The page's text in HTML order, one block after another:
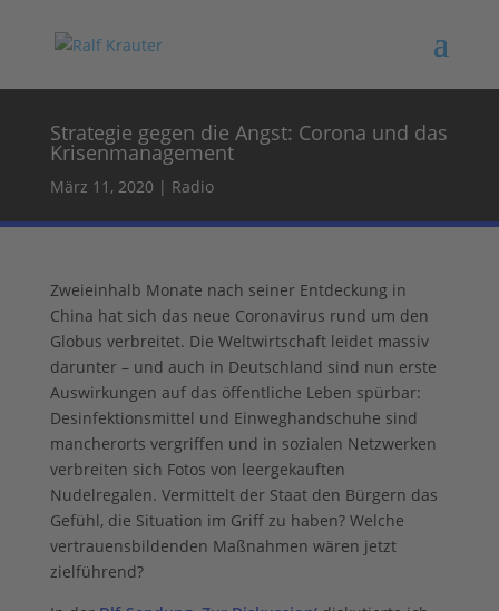
Strategie gegen die Angst: Corona und das
Krisenmanagement
März 11, 2020 | Radio
Zweieinhalb Monate nach seiner Entdeckung in
China hat sich das neue Coronavirus rund um den
Globus verbreitet. Die Weltwirtschaft leidet massiv
darunter – und auch in Deutschland sind nun erste
Auswirkungen auf das öffentliche Leben spürbar:
Desinfektionsmittel und Einweghandschuhe sind
mancherorts vergriffen und in sozialen Netzwerken
verbreiten sich Fotos von leergekauften
Nudelregalen. Vermittelt der Staat den Bürgern das
Gefühl, die Situation im Griff zu haben? Welche
vertrauensbildenden Maßnahmen wären jetzt
zielführend?